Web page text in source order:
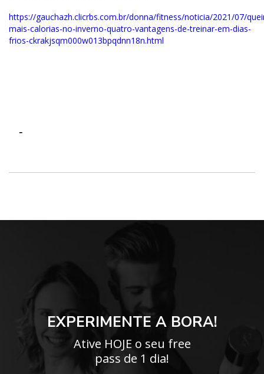
https://gauchazh.clicrbs.com.br/donna/fitness/noticia/2021/07/
mais-calorias-no-inverno-quatro-vantagens-de-treinar-em-dias-
frios-ckrakjsqm000w013bpqdnn18n.html
-
EXPERIMENTE A BORA!
Ative HOJE o seu free
pass de 1 dia!